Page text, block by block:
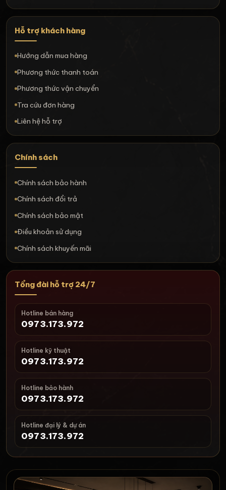
Hỗ trợ khách hàng
Hướng dẫn mua hàng
Phương thức thanh toán
Phương thức vận chuyển
Tra cứu đơn hàng
Liên hệ hỗ trợ
Chính sách
Chính sách bảo hành
Chính sách đổi trả
Chính sách bảo mật
Điều khoản sử dụng
Chính sách khuyến mãi
Tổng đài hỗ trợ 24/7
Hotline bán hàng
0973.173.972
Hotline kỹ thuật
0973.173.972
Hotline bảo hành
0973.173.972
Hotline đại lý & dự án
0973.173.972